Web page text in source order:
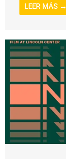
LEER MÁS →